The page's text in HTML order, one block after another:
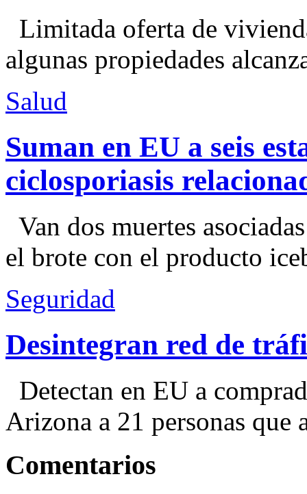
Limitada oferta de
algunas propiedades
Salud
Suman en EU a seis
ciclosporiasis
Van dos muertes
el brote con el producto
Seguridad
Desintegran red de
Detectan en EU a
Arizona a 21 personas que
Comentarios